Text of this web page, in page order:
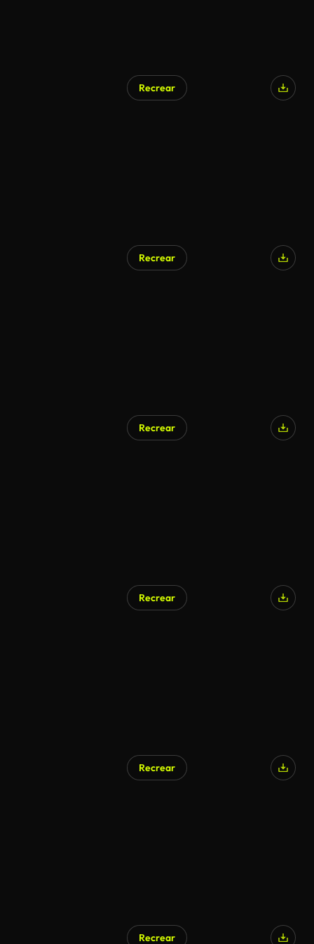
Recrear
Recrear
Recrear
Recrear
Recrear
Recrear